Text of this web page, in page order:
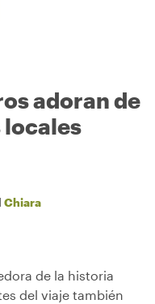
adoran de
locales
Chiara
de la historia
del viaje también